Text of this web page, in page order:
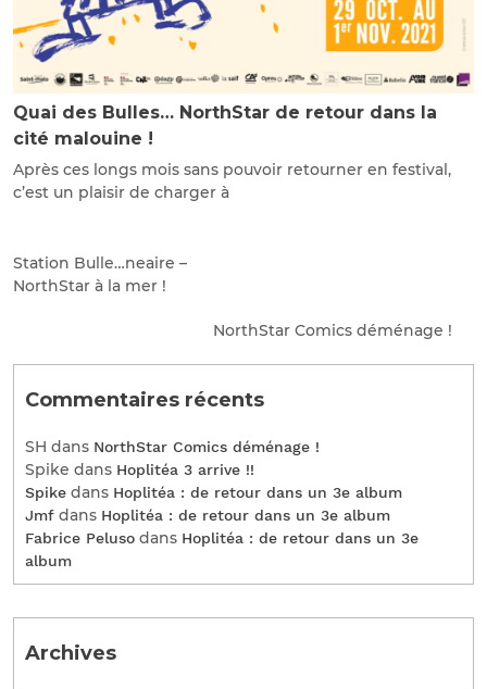
Quai des Bulles… NorthStar de retour dans la
cité malouine !
Après ces longs mois sans pouvoir retourner en festival,
c’est un plaisir de charger à
Station Bulle…neaire –
NorthStar à la mer !
NorthStar Comics déménage !
Commentaires récents
SH dans NorthStar Comics déménage !
Spike dans Hoplitéa 3 arrive !!
Spike dans Hoplitéa : de retour dans un 3e album
Jmf dans Hoplitéa : de retour dans un 3e album
Fabrice Peluso dans Hoplitéa : de retour dans un 3e
album
Archives